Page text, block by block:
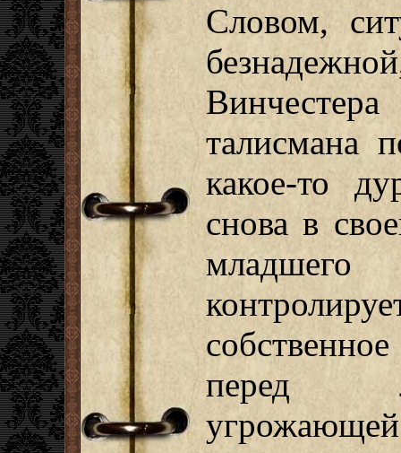
Словом,
талисмана
какое-то
снова в
перед
угрожающей